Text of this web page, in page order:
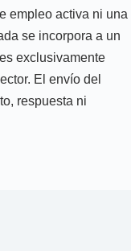
empleo activa ni una
se incorpora a un
exclusivamente
El envío del
respuesta ni